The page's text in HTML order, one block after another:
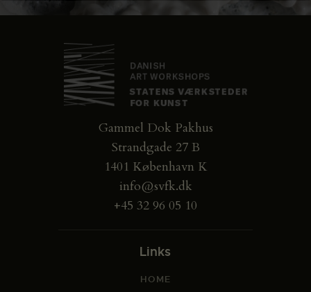
Gammel Dok Pakhus
Strandgade 27 B
1401 København K
info@svfk.dk
+45 32 96 05 10
Links
HOME